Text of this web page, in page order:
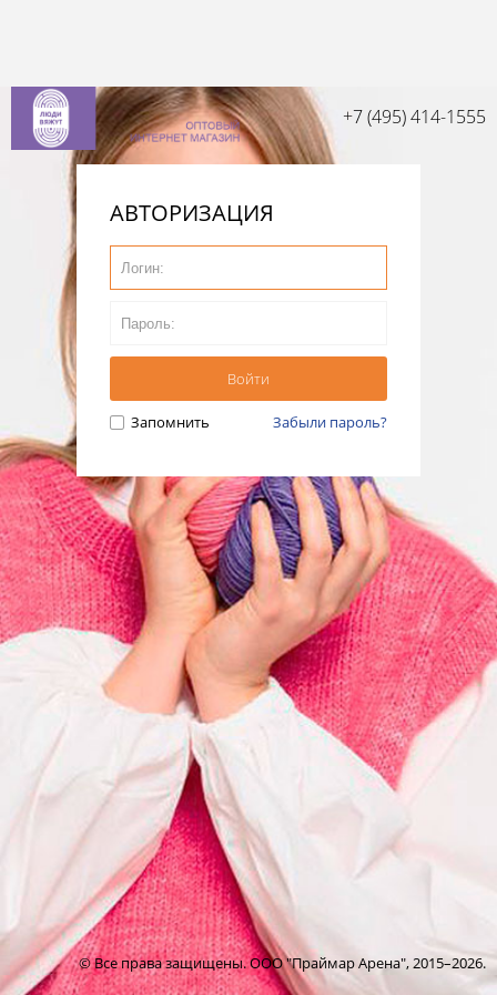
+7 (495) 414-1555
АВТОРИЗАЦИЯ
Запомнить Забыли пароль?
© Все права защищены. ООО "Праймар Арена",2015–2026.